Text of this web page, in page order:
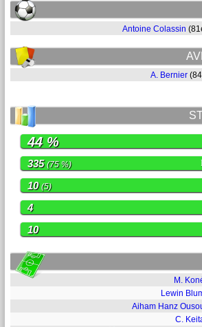
Antoine Colassin
A. Bernier
44 %
335(75 %)
10(5)
4
10
M.
Lewin
Aiham Hanz
C.